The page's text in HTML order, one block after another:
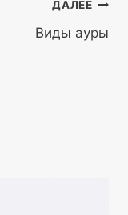
ДАЛЕЕ
Виды ауры